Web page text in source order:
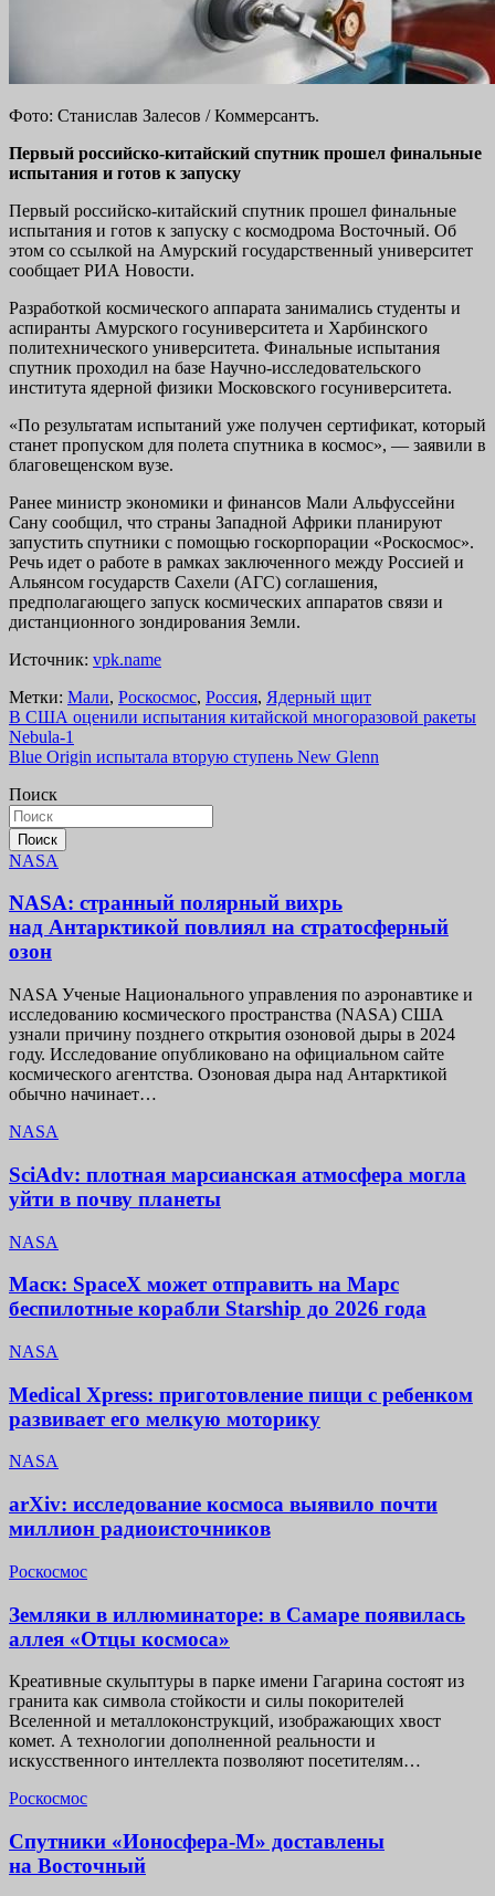
Фото: Станислав Залесов / Коммерсантъ.
Первый российско-китайский спутник прошел финальные
испытания и готов к запуску
Первый российско-китайский спутник прошел финальные
испытания и готов к запуску с космодрома Восточный. Об
этом со ссылкой на Амурский государственный университет
сообщает РИА Новости.
Разработкой космического аппарата занимались студенты и
аспиранты Амурского госуниверситета и Харбинского
политехнического университета. Финальные испытания
спутник проходил на базе Научно-исследовательского
института ядерной физики Московского госуниверситета.
«По результатам испытаний уже получен сертификат, который
станет пропуском для полета спутника в космос», — заявили в
благовещенском вузе.
Ранее министр экономики и финансов Мали Альфуссейни
Сану сообщил, что страны Западной Африки планируют
запустить спутники с помощью госкорпорации «Роскосмос».
Речь идет о работе в рамках заключенного между Россией и
Альянсом государств Сахели (АГС) соглашения,
предполагающего запуск космических аппаратов связи и
дистанционного зондирования Земли.
Источник: vpk.name
Метки: Мали, Роскосмос, Россия, Ядерный щит
Навигация
по
В США оценили испытания китайской многоразовой ракеты
Nebula-1
Blue Origin испытала вторую ступень New Glenn
Поиск
Поиск
NASA
NASA: странный полярный вихрь
над Антарктикой повлиял на стратосферный
озон
NASA Ученые Национального управления по аэронавтике и
исследованию космического пространства (NASA) США
узнали причину позднего открытия озоновой дыры в 2024
году. Исследование опубликовано на официальном сайте
космического агентства. Озоновая дыра над Антарктикой
обычно начинает…
NASA
SciAdv: плотная марсианская атмосфера могла
уйти в почву планеты
NASA
Маск: SpaceX может отправить на Марс
беспилотные корабли Starship до 2026 года
NASA
Medical Xpress: приготовление пищи с ребенком
развивает его мелкую моторику
NASA
arXiv: исследование космоса выявило почти
миллион радиоисточников
Роскосмос
Земляки в иллюминаторе: в Самаре появилась
аллея «Отцы космоса»
Креативные скульптуры в парке имени Гагарина состоят из
гранита как символа стойкости и силы покорителей
Вселенной и металлоконструкций, изображающих хвост
комет. А технологии дополненной реальности и
искусственного интеллекта позволяют посетителям…
Роскосмос
Спутники «Ионосфера-М» доставлены
на Восточный